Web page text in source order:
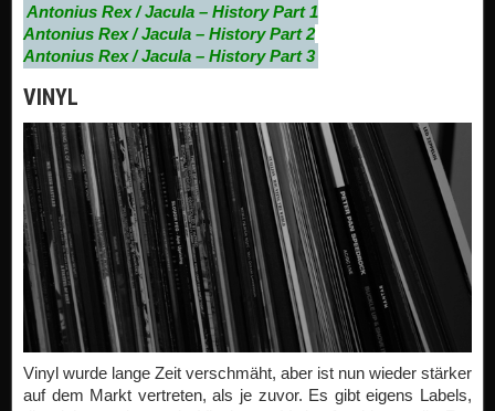
Vinyl wurde lange Zeit verschmäht, aber ist nun wieder stärker
auf dem Markt vertreten, als je zuvor. Es gibt eigens Labels,
die nichts anderes als Vinyl zum Verkauf anbieten, die Re-
Releases boomen und es gibt nur noch wenige
Neuveröffentlichungen, die man nicht auf Vinyl bekommen
kann.